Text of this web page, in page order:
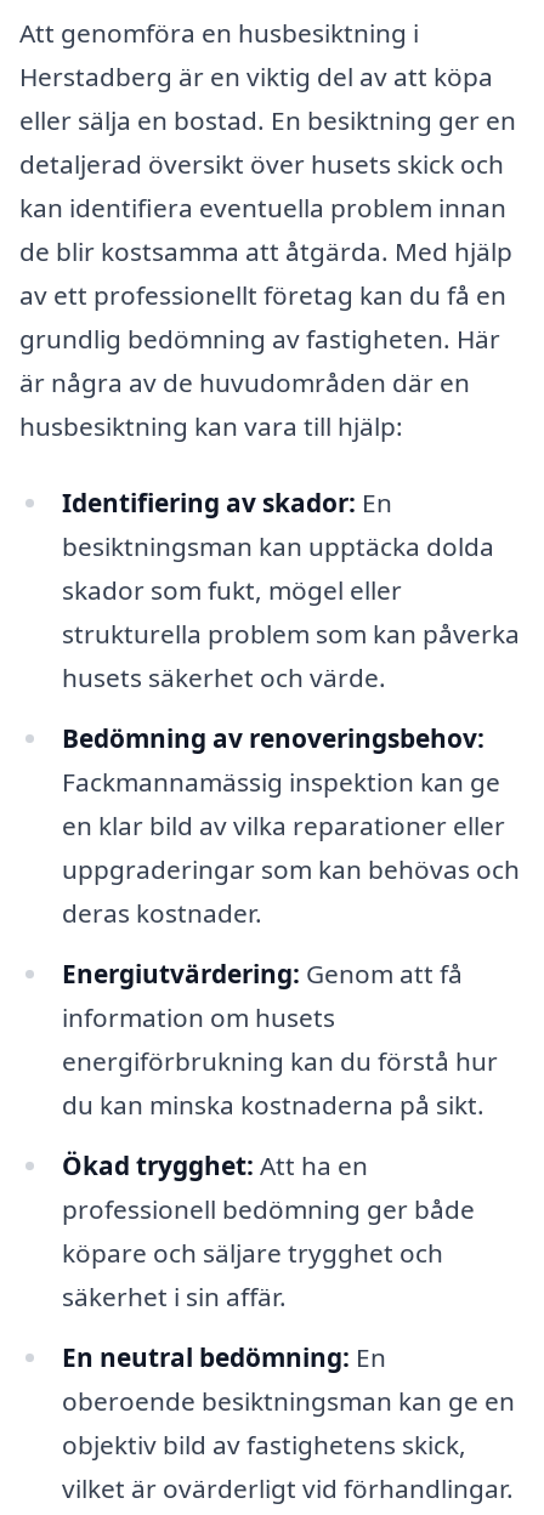
Att genomföra en husbesiktning i
Herstadberg är en viktig del av att köpa
eller sälja en bostad. En besiktning ger en
detaljerad översikt över husets skick och
kan identifiera eventuella problem innan
de blir kostsamma att åtgärda. Med hjälp
av ett professionellt företag kan du få en
grundlig bedömning av fastigheten. Här
är några av de huvudområden där en
husbesiktning kan vara till hjälp:
Identifiering av skador: En
besiktningsman kan upptäcka dolda
skador som fukt, mögel eller
strukturella problem som kan påverka
husets säkerhet och värde.
Bedömning av renoveringsbehov:
Fackmannamässig inspektion kan ge
en klar bild av vilka reparationer eller
uppgraderingar som kan behövas och
deras kostnader.
Energiutvärdering: Genom att få
information om husets
energiförbrukning kan du förstå hur
du kan minska kostnaderna på sikt.
Ökad trygghet: Att ha en
professionell bedömning ger både
köpare och säljare trygghet och
säkerhet i sin affär.
En neutral bedömning: En
oberoende besiktningsman kan ge en
objektiv bild av fastighetens skick,
vilket är ovärderligt vid förhandlingar.